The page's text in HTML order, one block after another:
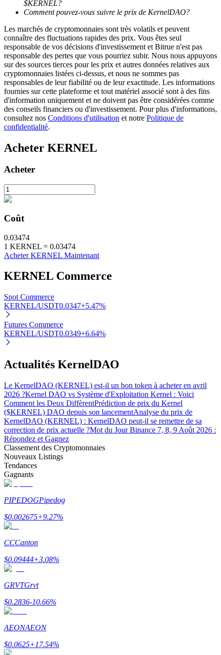
Investissement automobile
Obtenez des bénéfices à long terme et des intérêts flexibles
Découvrez comment gagner un revenu passif
Partenaires Bitrue
Affiliés Bitrue
Jusqu'à 65 % de commissions !
BTC Welcome Rewards
$KERNEL?
Comment pouvez-vous suivre le prix de KernelDAO?
Les marchés de cryptomonnaies sont très volatils et peuvent
connaître des fluctuations rapides des prix. Vous êtes seul
responsable de vos décisions d'investissement et Bitrue n'est pas
responsable des pertes que vous pourriez subir. Nous nous appuyons
sur des sources tierces pour les prix et autres données relatives aux
cryptomonnaies listées ci-dessus, et nous ne sommes pas
responsables de leur fiabilité ou de leur exactitude. Les informations
fournies sur cette plateforme et tout matériel associé sont à des fins
d'information uniquement et ne doivent pas être considérées comme
des conseils financiers ou d'investissement. Pour plus d'informations,
consultez nos Conditions d'utilisation et notre Politique de
confidentialité.
Acheter KERNEL
Acheter
Coût
0.03474
1 KERNEL = 0.03474
Acheter KERNEL Maintenant
KERNEL Commerce
Spot Commerce
KERNEL/USDT0.0347+5.47%
Futures Commerce
KERNEL/USDT0.0349+6.64%
Actualités KernelDAO
Le KernelDAO (KERNEL) est-il un bon token à acheter en avril
2026 ?Kernel DAO vs Système d'Exploitation Kernel : Voici
Comment les Deux DiffèrentPrédiction de prix du Kernel
($KERNEL) DAO depuis son lancementAnalyse du prix de
KernelDAO (KERNEL) : KernelDAO peut-il se remettre de sa
correction de prix actuelle ?Mot du Jour Binance 7, 8, 9 Août 2026 :
Répondez et Gagnez
Classement des Cryptomonnaies
Nouveaux Listings
Tendances
Gagnants
PIPEDOGPipedog
$0.002675+9.27%
CCCanton
$0.09444+3.08%
GRVTGrvt
$0.2836-10.66%
AEONAEON
$0.0625+17.54%